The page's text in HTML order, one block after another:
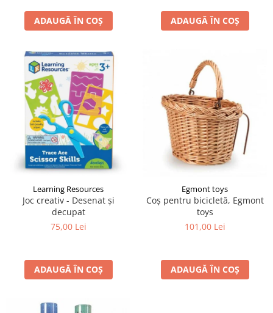
ADAUGĂ ÎN COȘ ADAUGĂ ÎN COȘ
Learning Resources
Joc creativ - Desenat și
decupat
75,00 Lei
ADAUGĂ ÎN COȘ
Egmont toys
Coș pentru bicicletă, Egmont
toys
101,00 Lei
ADAUGĂ ÎN COȘ